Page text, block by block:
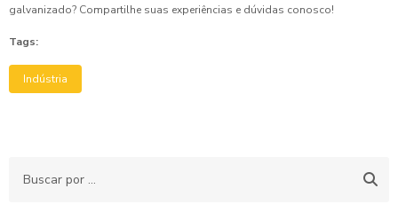
galvanizado? Compartilhe suas experiências e dúvidas conosco!
Tags:
Indústria